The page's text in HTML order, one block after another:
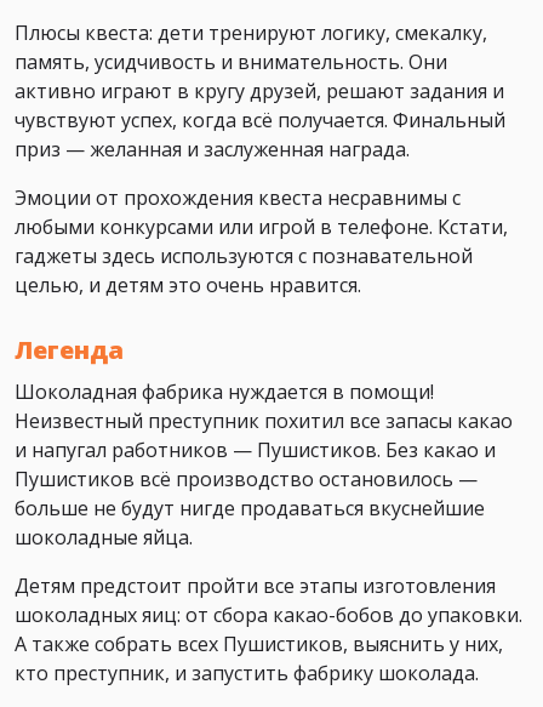
Плюсы квеста: дети тренируют логику, смекалку,
память, усидчивость и внимательность. Они
активно играют в кругу друзей, решают задания и
чувствуют успех, когда всё получается. Финальный
приз — желанная и заслуженная награда.
Эмоции от прохождения квеста несравнимы с
любыми конкурсами или игрой в телефоне. Кстати,
гаджеты здесь используются с познавательной
целью, и детям это очень нравится.
Легенда
Шоколадная фабрика нуждается в помощи!
Неизвестный преступник похитил все запасы какао
и напугал работников — Пушистиков. Без какао и
Пушистиков всё производство остановилось —
больше не будут нигде продаваться вкуснейшие
шоколадные яйца.
Детям предстоит пройти все этапы изготовления
шоколадных яиц: от сбора какао-бобов до упаковки.
А также собрать всех Пушистиков, выяснить у них,
кто преступник, и запустить фабрику шоколада.